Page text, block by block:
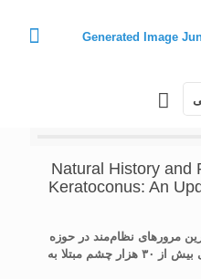
Natural History and
Keratoconus: An
مرورهای نظام‌مند در حوزه
قوز قرنیه محسوب می‌شود، داده‌های بیش از ۳۰ هزار چشم مبتلا به